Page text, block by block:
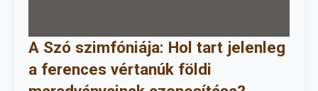
A Szó szimfóniája: Hol tart jelenleg
a ferences vértanúk földi